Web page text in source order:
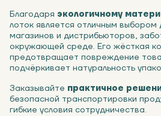
Благодаря экологичному
лоток является отличным выбором
магазинов и дистрибьюторов,
окружающей среде. Его жёсткая
предотвращает повреждение
подчёркивает натуральность
Заказывайте практичное
безопасной транспортировки
гибкие условия сотрудничества.